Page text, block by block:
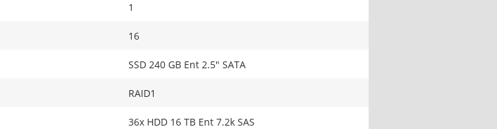
1
16
SSD 240 GB Ent 2.5" SATA
RAID1
36x HDD 16 TB Ent 7.2k SAS